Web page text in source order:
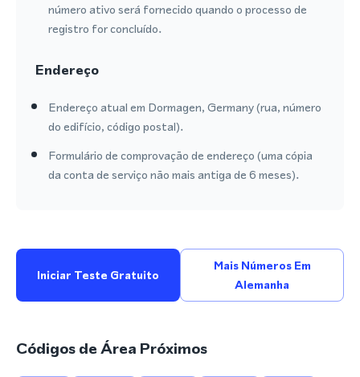
número ativo será fornecido quando o processo de
registro for concluído.
Endereço
Endereço atual em Dormagen, Germany (rua, número
do edifício, código postal).
Formulário de comprovação de endereço (uma cópia
da conta de serviço não mais antiga de 6 meses).
Iniciar Teste Gratuito
Mais Números Em
Alemanha
Códigos de Área Próximos